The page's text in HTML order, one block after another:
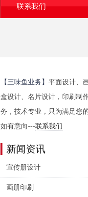
联系我们
【三味鱼业务】平面设计、
盒设计、名片设计，印刷制
务，技术专业，只为满足您
如有意向---联系我们
新闻资讯
宣传册设计
画册印刷